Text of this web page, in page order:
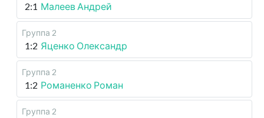
2:1 Малеев Андрей
Группа 2
1:2 Яценко Олександр
Группа 2
1:2 Романенко Роман
Группа 2